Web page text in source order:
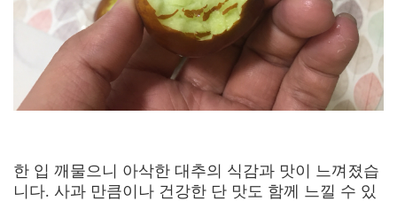
한 입 깨물으니 아삭한 대추의 식감과 맛이 느껴졌습
니다. 사과 만큼이나 건강한 단 맛도 함께 느낄 수 있